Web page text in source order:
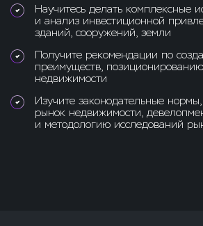
Научитесь делать комплексные
и анализ инвестиционной
зданий, сооружений, земли
Получите рекомендации по
преимуществ,
недвижимости
Изучите законодательные
рынок недвижимости,
и методологию исследований